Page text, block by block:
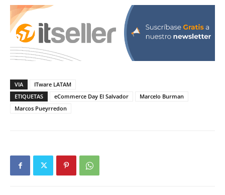
VIA
ITware LATAM
ETIQUETAS
eCommerce Day El Salvador
Marcelo Burman
Marcos Pueyrredon